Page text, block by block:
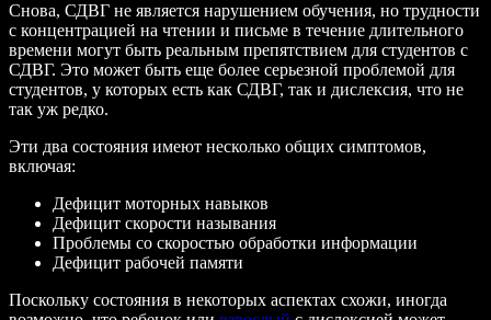
Снова, СДВГ не является нарушением обучения, но трудности
с концентрацией на чтении и письме в течение длительного
времени могут быть реальным препятствием для студентов с
СДВГ. Это может быть еще более серьезной проблемой для
студентов, у которых есть как СДВГ, так и дислексия, что не
так уж редко.
Эти два состояния имеют несколько общих симптомов,
включая:
Дефицит моторных навыков
Дефицит скорости называния
Проблемы со скоростью обработки информации
Дефицит рабочей памяти
Поскольку состояния в некоторых аспектах схожи, иногда